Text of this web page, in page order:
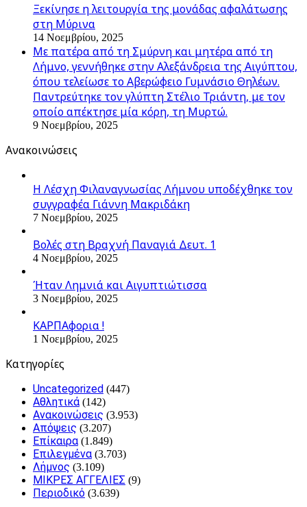
Ξεκίνησε η λειτουργία της μονάδας αφαλάτωσης
στη Μύρινα
14 Νοεμβρίου, 2025
Με πατέρα από τη Σμύρνη και μητέρα από τη
Λήμνο, γεννήθηκε στην Αλεξάνδρεια της Αιγύπτου,
όπου τελείωσε το Αβερώφειο Γυμνάσιο Θηλέων.
Παντρεύτηκε τον γλύπτη Στέλιο Τριάντη, με τον
οποίο απέκτησε μία κόρη, τη Μυρτώ.
9 Νοεμβρίου, 2025
Ανακοινώσεις
Η Λέσχη Φιλαναγνωσίας Λήμνου υποδέχθηκε τον
συγγραφέα Γιάννη Μακριδάκη
7 Νοεμβρίου, 2025
Βολές στη Βραχνή Παναγιά Δευτ. 1
4 Νοεμβρίου, 2025
Ήταν Λημνιά και Αιγυπτιώτισσα
3 Νοεμβρίου, 2025
ΚΑΡΠΑφορια !
1 Νοεμβρίου, 2025
Kατηγορίες
Uncategorized (447)
Αθλητικά (142)
Ανακοινώσεις (3.953)
Απόψεις (3.207)
Επίκαιρα (1.849)
Επιλεγμένα (3.703)
Λήμνος (3.109)
ΜΙΚΡΕΣ ΑΓΓΕΛΙΕΣ (9)
Περιοδικό (3.639)